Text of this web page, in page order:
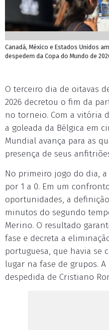
Canadá, México e Estados Unidos
despedem da Copa do Mundo de
O terceiro dia de oitavas
2026 decretou o fim da
no torneio. Com a vitória
a goleada da Bélgica em
Mundial avança para as
presença de seus
No primeiro jogo do dia,
por 1 a 0. Em um
oportunidades, a
minutos do segundo
Merino. O resultado
fase e decreta a
portuguesa, que havia se
lugar na fase de grupos.
despedida de Cristiano